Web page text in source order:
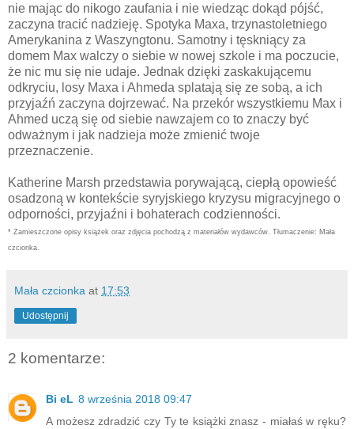
nie mając do nikogo zaufania i nie wiedząc dokąd pójść,
zaczyna tracić nadzieję. Spotyka Maxa, trzynastoletniego
Amerykanina z Waszyngtonu. Samotny i tęskniący za
domem Max walczy o siebie w nowej szkole i ma poczucie,
że nic mu się nie udaje. Jednak dzięki zaskakującemu
odkryciu, losy Maxa i Ahmeda splatają się ze sobą, a ich
przyjaźń zaczyna dojrzewać. Na przekór wszystkiemu Max i
Ahmed uczą się od siebie nawzajem co to znaczy być
odważnym i jak nadzieja może zmienić twoje
przeznaczenie.
Katherine Marsh przedstawia porywającą, ciepłą opowieść
osadzoną w kontekście syryjskiego kryzysu migracyjnego o
odporności, przyjaźni i bohaterach codzienności.
* Zamieszczone opisy książek oraz zdjęcia pochodzą z materiałów wydawców. Tłumaczenie: Mała
czcionka.
Mała czcionka at 17:53
Udostępnij
2 komentarze:
Bi eL 8 września 2018 09:47
A możesz zdradzić czy Ty te książki znasz - miałaś w ręku?